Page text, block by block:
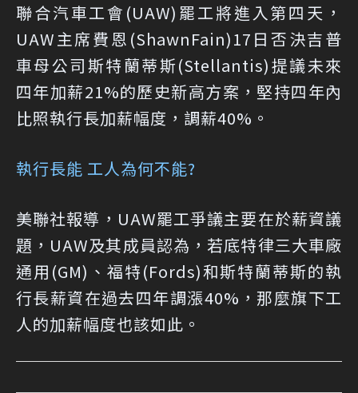
聯合汽車工會(UAW)罷工將進入第四天，
UAW主席費恩(ShawnFain)17日否決吉普
車母公司斯特蘭蒂斯(Stellantis)提議未來
四年加薪21%的歷史新高方案，堅持四年內
比照執行長加薪幅度，調薪40%。
執行長能 工人為何不能?
美聯社報導，UAW罷工爭議主要在於薪資議
題，UAW及其成員認為，若底特律三大車廠
通用(GM)、福特(Fords)和斯特蘭蒂斯的執
行長薪資在過去四年調漲40%，那麼旗下工
人的加薪幅度也該如此。